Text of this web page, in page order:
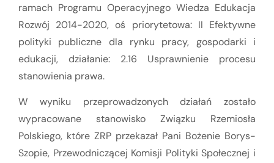
ramach Programu Operacyjnego Wiedza Edukacja
Rozwój 2014-2020, oś priorytetowa: II Efektywne
polityki publiczne dla rynku pracy, gospodarki i
edukacji, działanie: 2.16 Usprawnienie procesu
stanowienia prawa.
W wyniku przeprowadzonych działań zostało
wypracowane stanowisko Związku Rzemiosła
Polskiego, które ZRP przekazał Pani Bożenie Borys-
Szopie, Przewodniczącej Komisji Polityki Społecznej i